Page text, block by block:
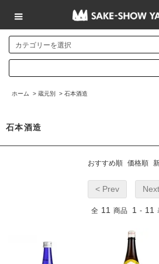
ホーム > 蔵元別 > 石本酒造
石本酒造
おすすめ順 価格順
< Prev
全 11 商品 1 - 11